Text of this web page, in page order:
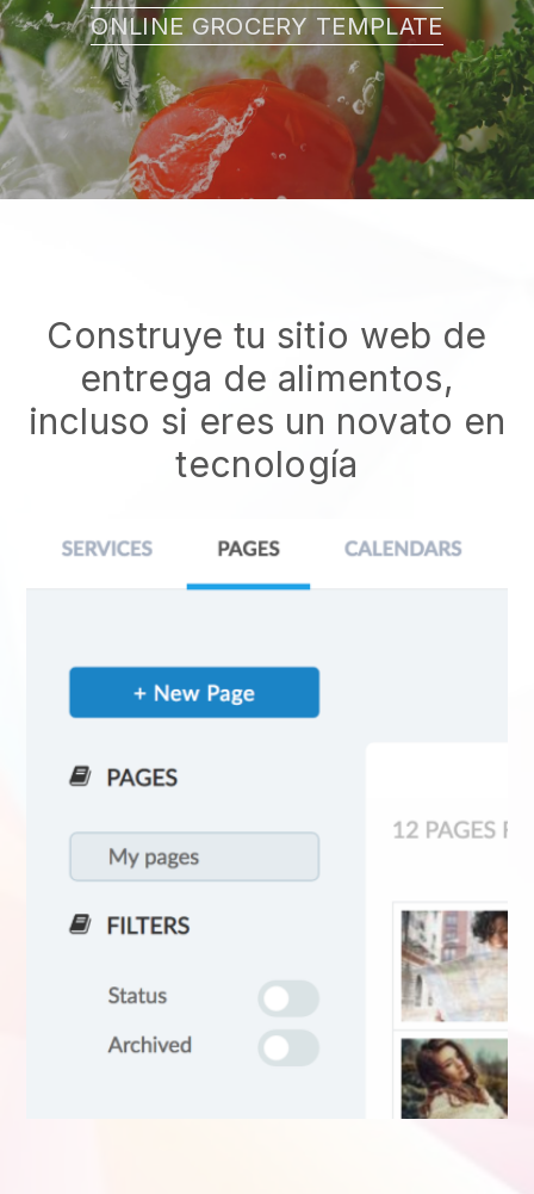
ONLINE GROCERY TEMPLATE
Construye tu sitio web de
entrega de alimentos,
incluso si eres un novato en
tecnología